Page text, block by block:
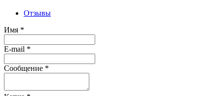
Отзывы
Имя *
E-mail *
Сообщение *